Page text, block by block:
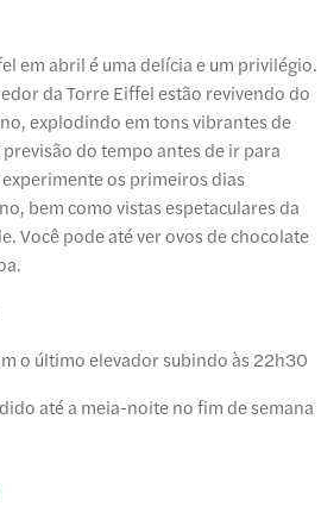
em abril é uma delícia e um privilégio.
da Torre Eiffel estão revivendo do
explodindo em tons vibrantes de
do tempo antes de ir para
os primeiros dias
bem como vistas espetaculares da
Você pode até ver ovos de chocolate
o último elevador subindo às 22h30
até a meia-noite no fim de semana